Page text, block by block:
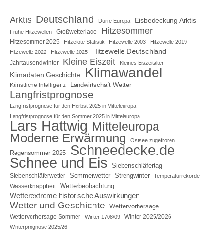
Arktis Deutschland Dürre Europa Eisbedeckung Arktis
Frühe Hitzewellen Großwetterlage Hitzesommer
Hitzesommer 2025 Hitzetote Statistik Hitzewelle 2003
Hitzewelle 2019
Hitzewelle 2022
Hitzewelle 2025 Hitzewelle Deutschland
Jahrtausendwinter Kleine Eiszeit Kleines Eiszeitalter
Klimadaten Geschichte Klimawandel
Künstliche Intelligenz Landwirtschaft Wetter
Langfristprognose
Langfristprognose für den Herbst 2025 in Mitteleuropa
Langfristprognose für den Sommer 2025 in Mitteleuropa
Lars Hattwig Mitteleuropa
Moderne Erwärmung Ostsee zugefroren
Regensommer 2025 Schneedecke.de
Schnee und Eis Siebenschläfertag
Siebenschläferwetter Sommerwetter Strengwinter Temperaturrekorde
Wasserknappheit Wetterbeobachtung
Wetterextreme historische Auswirkungen
Wetter und Geschichte Wettervorhersage
Wettervorhersage Sommer Winter 1708/09 Winter 2025/2026
Winterprognose 2025/26